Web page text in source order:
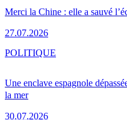
Merci la Chine : elle a sauvé
27.07.2026
Une enclave espagnole
la mer
30.07.2026
POLITIQUE